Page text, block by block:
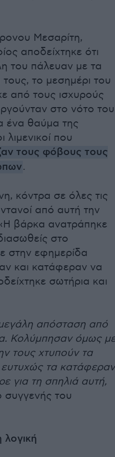
Μεσαρίτη,
αποδείχτηκε ότι
του πάλευαν με τα
το μεσημέρι του
από τους ισχυρούς
στο νότο του
ένα θαύμα της
που
τους φόβους τους
.
κόντρα σε όλες τις
από αυτή την
βάρκα ανατράπηκε
στο
στην εφημερίδα
και κατάφεραν να
σωτήρια και
απόσταση από
Κολύμπησαν όμως
τους χτυπούν τα
τα
για τη σπηλιά αυτή,
συγγενής του
λογική